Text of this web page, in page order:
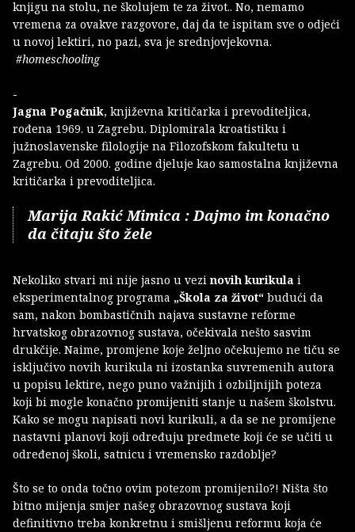
knjigu na stolu, ne školujem te za život.. No, nemamo
vremena za ovakve razgovore, daj da te ispitam sve o odjeći
u novoj lektiri, no pazi, sva je srednjovjekovna.
#homeschooling
-
Jagna Pogačnik, književna kritičarka i prevoditeljica,
rođena 1969. u Zagrebu. Diplomirala kroatistiku i
južnoslavenske filologije na Filozofskom fakultetu u
Zagrebu. Od 2000. godine djeluje kao samostalna književna
kritičarka i prevoditeljica.
Marija Rakić Mimica : Dajmo im konačno
da čitaju što žele
Nekoliko stvari mi nije jasno u vezinovih kurikula i
eksperimentalnog programa „Škola za život“ budući da
sam, nakon bombastičnih najava sustavne reforme
hrvatskog obrazovnog sustava, očekivala nešto sasvim
drukčije. Naime, promjene koje željno očekujemo ne tiču se
isključivo novih kurikula ni izostanka suvremenih autora
u popisu lektire, nego puno važnijih i ozbiljnijih poteza
koji bi mogle konačno promijeniti stanje u našem školstvu.
Kako se mogu napisati novi kurikuli, a da se ne promijene
nastavni planovi koji određuju predmete koji će se učiti u
određenoj školi, satnicu i vremensko razdoblje?
Što se to onda točno ovim potezom promijenilo?! Ništa što
bitno mijenja smjer našeg obrazovnog sustava koji
definitivno treba konkretnu i smišljenu reformu koja će